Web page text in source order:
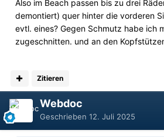
Also im Beach passen bis zu drei
demontiert) quer hinter die vorderen
evtl. eines? Gegen Schmutz habe ich
zugeschnitten. und an den
Zitieren
Webdoc
Geschrieben 12. Juli 2025